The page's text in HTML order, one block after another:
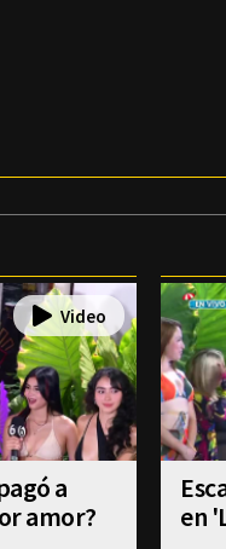
a
amor?
en